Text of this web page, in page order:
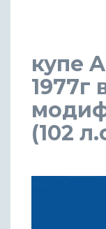
купе
1977г
(102